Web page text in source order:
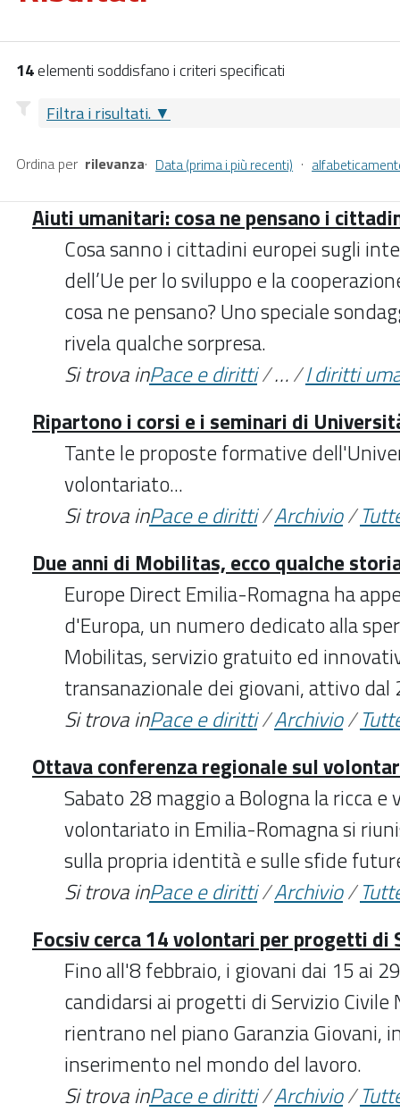
14elementi soddisfano i criteri specificati
Filtra i risultati.
Ordina per rilevanza· Data (prima i più recenti) ·
Aiuti umanitari: cosa ne pensano i
Cosa sanno i cittadini europei sugli
dell’Ue per lo sviluppo e la
cosa ne pensano? Uno speciale
rivela qualche sorpresa.
Si trova inPace e diritti/…/I diritti
Ripartono i corsi e i seminari di
Tante le proposte formative
volontariato...
Si trova inPace e diritti/Archivio/
Due anni di Mobilitas, ecco qualche
Europe Direct Emilia-Romagna ha
d'Europa, un numero dedicato alla
Mobilitas, servizio gratuito ed
transanazionale dei giovani, attivo
Si trova inPace e diritti/Archivio/
Ottava conferenza regionale sul
Sabato 28 maggio a Bologna la ricca
volontariato in Emilia-Romagna si
sulla propria identità e sulle sfide
Si trova inPace e diritti/Archivio/
Focsiv cerca 14 volontari per progetti di
Fino all'8 febbraio, i giovani dai 15 ai
candidarsi ai progetti di Servizio Civile
rientrano nel piano Garanzia Giovani,
inserimento nel mondo del lavoro.
Si trova inPace e diritti/Archivio/